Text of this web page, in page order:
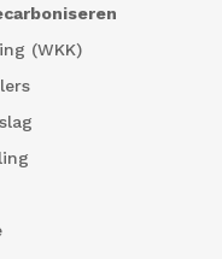
(WKK)